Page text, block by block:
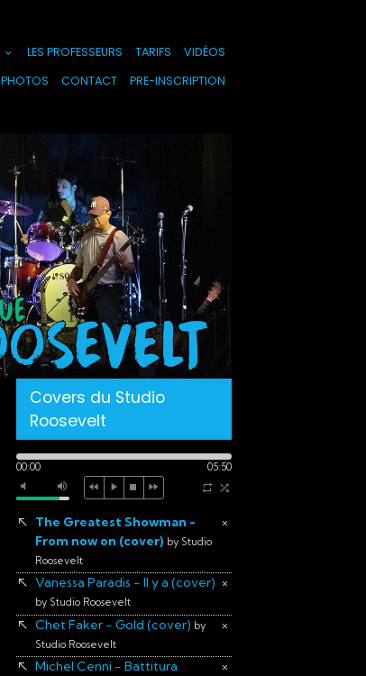
LES PROFESSEURS TARIFS
VIDÉOS
PHOTOS
CONTACT PRE-INSCRIPTION
Covers du Studio
Roosevelt
00:00 05:50
×
The Greatest Showman -
From now on (cover) by Studio
Roosevelt
×
Vanessa Paradis - Il y a (cover)
by Studio Roosevelt
×
Chet Faker - Gold (cover) by
Studio Roosevelt
×
Michel Cenni - Battitura